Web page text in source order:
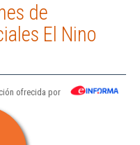
de
El Nino
ofrecida por